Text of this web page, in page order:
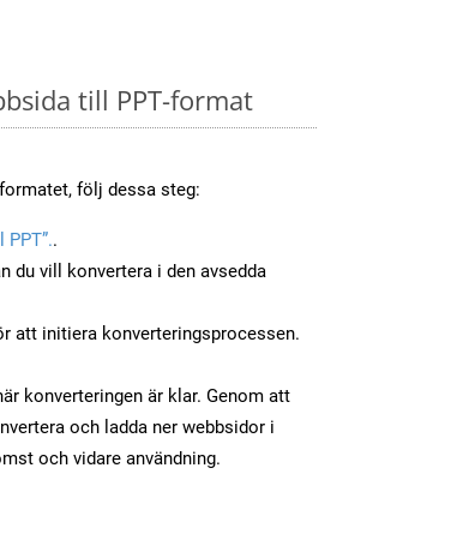
till PPT-format
följ dessa steg:
PPT”..
du vill konvertera i den avsedda
att initiera konverteringsprocessen.
konverteringen är klar. Genom att
och ladda ner webbsidor i
och vidare användning.